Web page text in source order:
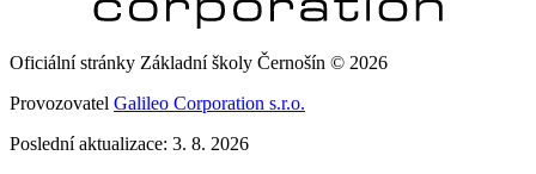
Oficiální stránky Základní školy Černošín © 2026
Provozovatel Galileo Corporation s.r.o.
Poslední aktualizace: 3. 8. 2026